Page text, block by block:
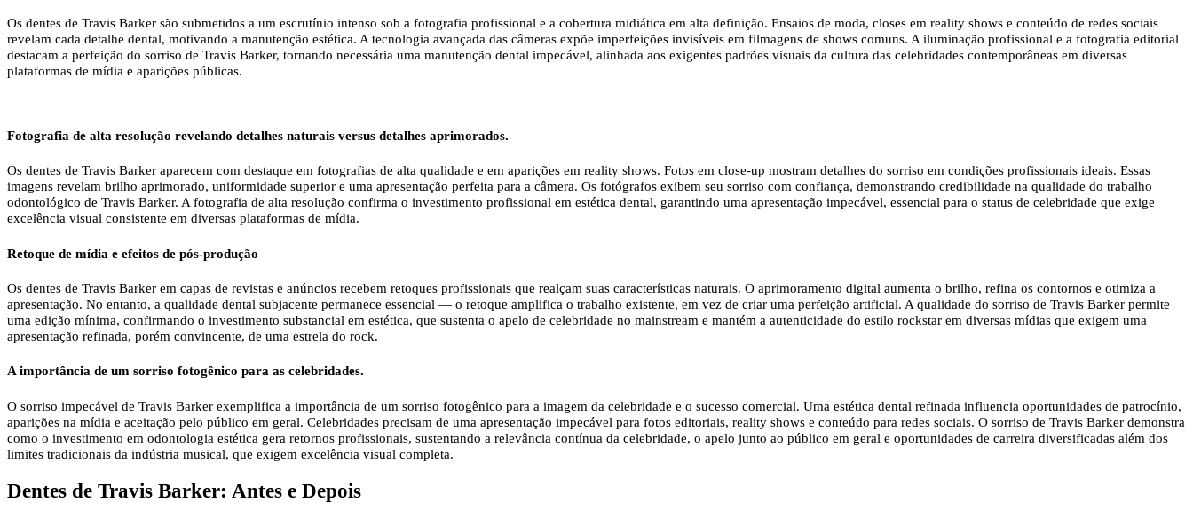
Os dentes de Travis Barker são submetidos a um escrutínio intenso sob a fotografia profissional e a cobertura midiática em alta definição. Ensaios de moda, closes em reality shows e conteúdo de redes sociais
revelam cada detalhe dental, motivando a manutenção estética. A tecnologia avançada das câmeras expõe imperfeições invisíveis em filmagens de shows comuns. A iluminação profissional e a fotografia editorial
destacam a perfeição do sorriso de Travis Barker, tornando necessária uma manutenção dental impecável, alinhada aos exigentes padrões visuais da cultura das celebridades contemporâneas em diversas
plataformas de mídia e aparições públicas.
Fotografia de alta resolução revelando detalhes naturais versus detalhes aprimorados.
Os dentes de Travis Barker aparecem com destaque em fotografias de alta qualidade e em aparições em reality shows. Fotos em close-up mostram detalhes do sorriso em condições profissionais ideais. Essas
imagens revelam brilho aprimorado, uniformidade superior e uma apresentação perfeita para a câmera. Os fotógrafos exibem seu sorriso com confiança, demonstrando credibilidade na qualidade do trabalho
odontológico de Travis Barker. A fotografia de alta resolução confirma o investimento profissional em estética dental, garantindo uma apresentação impecável, essencial para o status de celebridade que exige
excelência visual consistente em diversas plataformas de mídia.
Retoque de mídia e efeitos de pós-produção
Os dentes de Travis Barker em capas de revistas e anúncios recebem retoques profissionais que realçam suas características naturais. O aprimoramento digital aumenta o brilho, refina os contornos e otimiza a
apresentação. No entanto, a qualidade dental subjacente permanece essencial — o retoque amplifica o trabalho existente, em vez de criar uma perfeição artificial. A qualidade do sorriso de Travis Barker permite
uma edição mínima, confirmando o investimento substancial em estética, que sustenta o apelo de celebridade no mainstream e mantém a autenticidade do estilo rockstar em diversas mídias que exigem uma
apresentação refinada, porém convincente, de uma estrela do rock.
A importância de um sorriso fotogênico para as celebridades.
O sorriso impecável de Travis Barker exemplifica a importância de um sorriso fotogênico para a imagem da celebridade e o sucesso comercial. Uma estética dental refinada influencia oportunidades de patrocínio,
aparições na mídia e aceitação pelo público em geral. Celebridades precisam de uma apresentação impecável para fotos editoriais, reality shows e conteúdo para redes sociais. O sorriso de Travis Barker demonstra
como o investimento em odontologia estética gera retornos profissionais, sustentando a relevância contínua da celebridade, o apelo junto ao público em geral e oportunidades de carreira diversificadas além dos
limites tradicionais da indústria musical, que exigem excelência visual completa.
Dentes de Travis Barker: Antes e Depois